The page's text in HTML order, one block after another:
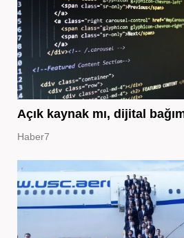
Açık kaynak mı, dijital
Haber7